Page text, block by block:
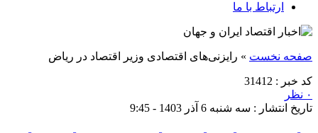
ارتباط با ما
صفحه نخست » رایزنی‌های اقتصادی وزیر اقتصاد در ریاض
کد خبر : 31412
۰ نظر
تاریخ انتشار : سه شنبه 6 آذر 1403 - 9:45